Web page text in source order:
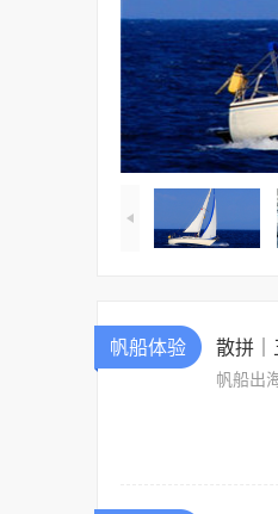
帆船体验 散拼
帆船出